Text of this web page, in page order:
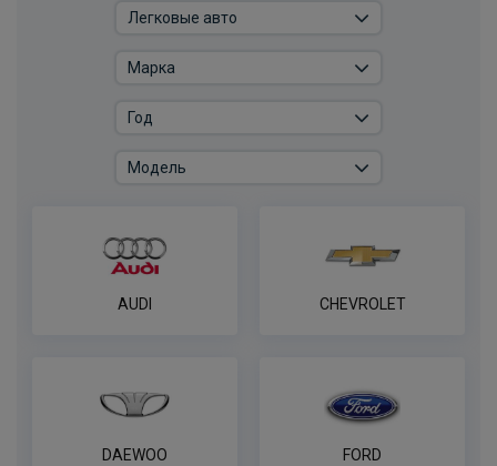
ПОД ЗАКАЗ ОТ 14 ДНЕЙ
Универсальная электрика AvtoS ​ с
по запросу
ПОД ЗАКАЗ ОТ 14 ДНЕЙ
AUDI CHEVROLET
DAEWOO FORD